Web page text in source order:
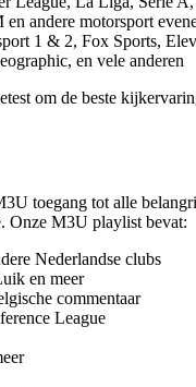
andere motorsport
1 & 2, Fox Sports,
en vele anderen
om de beste
toegang tot alle
Onze M3U playlist bevat:
Nederlandse clubs
en meer
commentaar
League